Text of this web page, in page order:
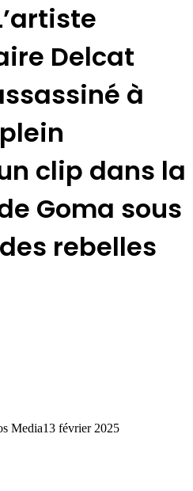
Delcat
à
clip dans la
Goma sous
rebelles
Media13 février 2025